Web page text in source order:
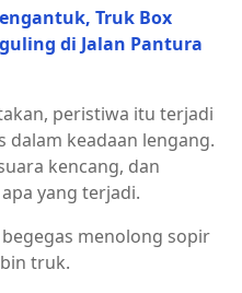
Truk Box
di Jalan Pantura
peristiwa itu terjadi
dalam keadaan lengang.
kencang, dan
yang terjadi.
menolong sopir
truk.